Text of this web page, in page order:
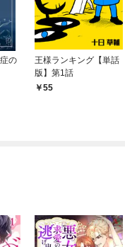
の
王様ランキング【単話
版】第1話
55